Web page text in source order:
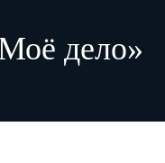
дело»